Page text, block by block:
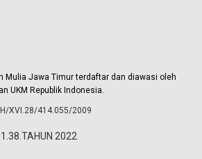
Mulia Jawa Timur terdaftar dan diawasi oleh
UKM Republik Indonesia
XVI.28/414.055/2009
2022